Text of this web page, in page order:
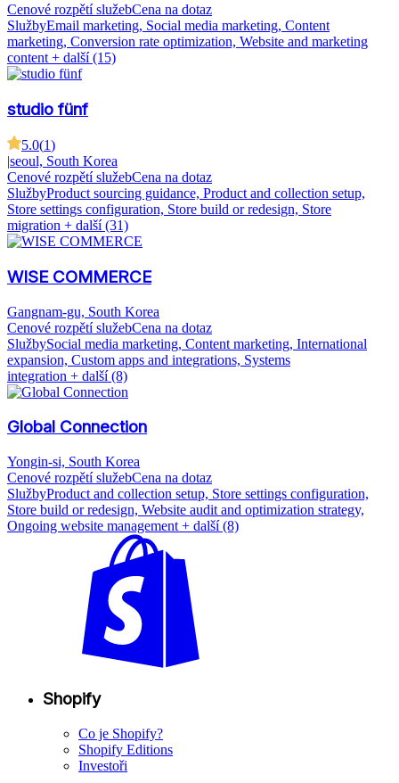
Cenové rozpětí služebCena na dotaz
SlužbyEmail marketing, Social media marketing, Content
marketing, Conversion rate optimization, Website and marketing
content + další (15)
studio fünf
5.0(1)
|seoul, South Korea
Cenové rozpětí služebCena na dotaz
SlužbyProduct sourcing guidance, Product and collection setup,
Store settings configuration, Store build or redesign, Store
migration + další (31)
WISE COMMERCE
Gangnam-gu, South Korea
Cenové rozpětí služebCena na dotaz
SlužbySocial media marketing, Content marketing, International
expansion, Custom apps and integrations, Systems
integration + další (8)
Global Connection
Yongin-si, South Korea
Cenové rozpětí služebCena na dotaz
SlužbyProduct and collection setup, Store settings configuration,
Store build or redesign, Website audit and optimization strategy,
Ongoing website management + další (8)
Shopify
Co je Shopify?
Shopify Editions
Investoři